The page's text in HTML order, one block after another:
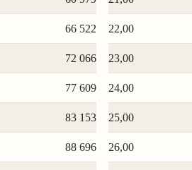
66 522
72 066
77 609
83 153
88 696
22,00
23,00
24,00
25,00
26,00